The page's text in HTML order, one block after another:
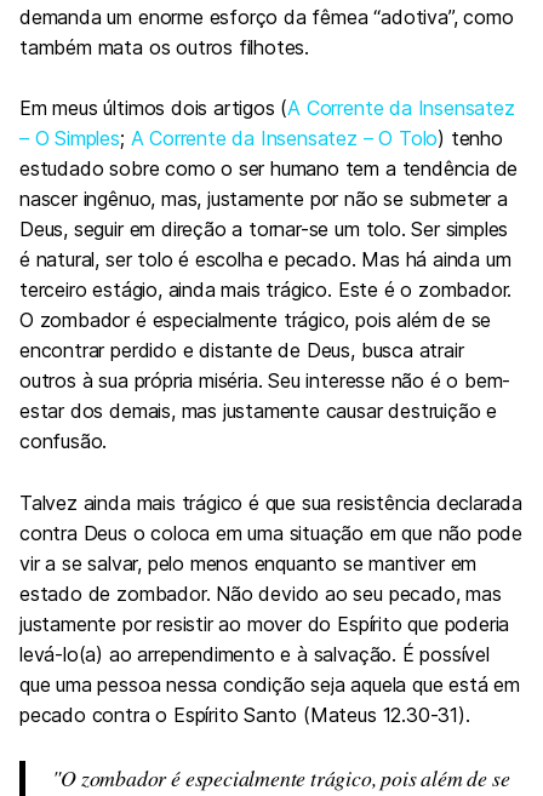
demanda um enorme esforço da fêmea “adotiva”, como
também mata os outros filhotes.
Em meus últimos dois artigos (A Corrente da Insensatez
– O Simples; A Corrente da Insensatez – O Tolo) tenho
estudado sobre como o ser humano tem a tendência de
nascer ingênuo, mas, justamente por não se submeter a
Deus, seguir em direção a tornar-se um tolo. Ser simples
é natural, ser tolo é escolha e pecado. Mas há ainda um
terceiro estágio, ainda mais trágico. Este é o zombador.
O zombador é especialmente trágico, pois além de se
encontrar perdido e distante de Deus, busca atrair
outros à sua própria miséria. Seu interesse não é o bem-
estar dos demais, mas justamente causar destruição e
confusão.
Talvez ainda mais trágico é que sua resistência declarada
contra Deus o coloca em uma situação em que não pode
vir a se salvar, pelo menos enquanto se mantiver em
estado de zombador. Não devido ao seu pecado, mas
justamente por resistir ao mover do Espírito que poderia
levá-lo(a) ao arrependimento e à salvação. É possível
que uma pessoa nessa condição seja aquela que está em
pecado contra o Espírito Santo (Mateus 12.30-31).
O zombador é especialmente trágico, pois além de se